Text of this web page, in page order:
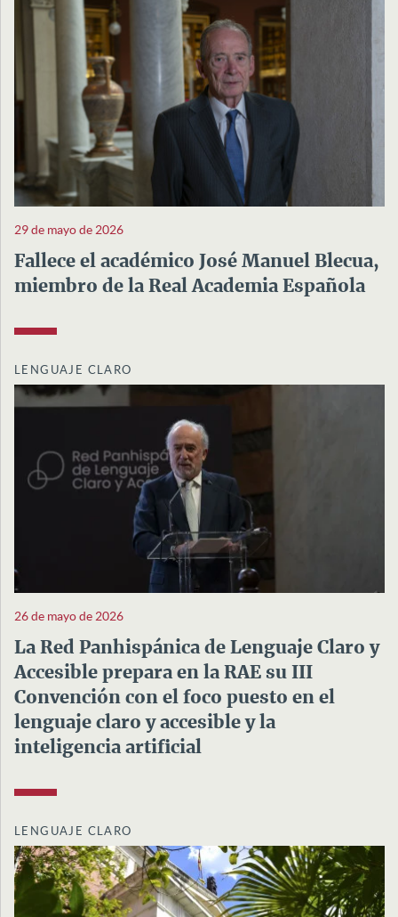
29 de mayo de 2026
Fallece el académico José Manuel Blecua,
miembro de la Real Academia Española
LENGUAJE CLARO
26 de mayo de 2026
La Red Panhispánica de Lenguaje Claro y
Accesible prepara en la RAE su III
Convención con el foco puesto en el
lenguaje claro y accesible y la
inteligencia artificial
LENGUAJE CLARO